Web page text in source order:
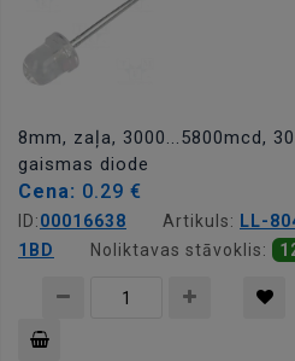
8mm, zaļa, 3000...5800mcd,
gaismas diode
Cena: 0.29 €
ID:00016638 Artikuls: LL-
1BD
Noliktavas stāvoklis: